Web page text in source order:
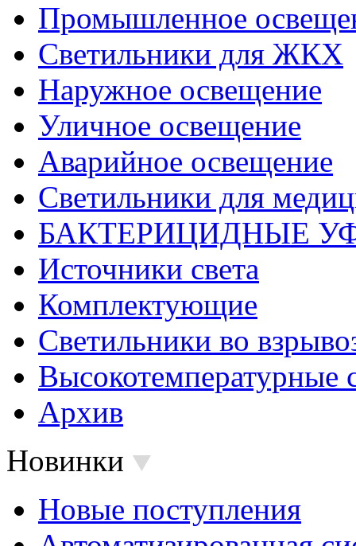
Промышленное
Светильники для ЖКХ
Наружное освещение
Уличное освещение
Аварийное освещение
Светильники для
БАКТЕРИЦИДНЫЕ
Источники света
Комплектующие
Светильники во
Высокотемпературные
Архив
Новинки
Новые поступления